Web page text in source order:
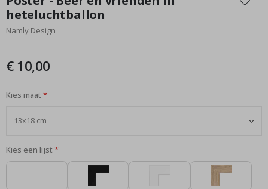
het
begin
van
gallerij
heteluchtballon
Namly Design
€ 10,00
Kies maat
Kies een lijst